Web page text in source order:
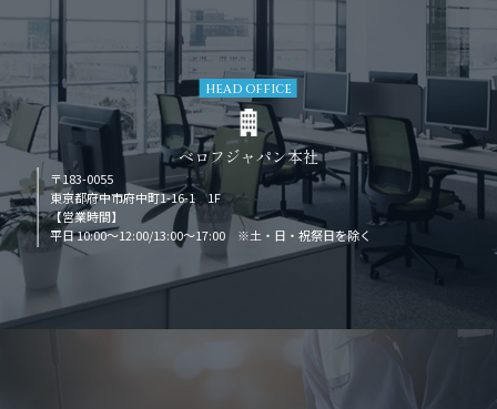
HEAD OFFICE
ベロフジャパン本社
〒183-0055
東京都府中市府中町1-16-1 1F
【営業時間】
平日 10:00～12:00/13:00～17:00 ※土・日・祝祭日を除く